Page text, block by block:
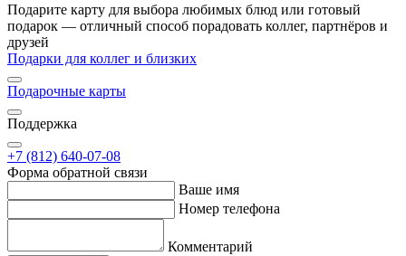
Подарите карту для выбора любимых блюд или готовый
подарок — отличный способ порадовать коллег, партнёров и
друзей
Подарки для коллег и близких
Подарочные карты
Поддержка
+7 (812) 640-07-08
Форма обратной связи
Ваше имя
Номер телефона
Комментарий